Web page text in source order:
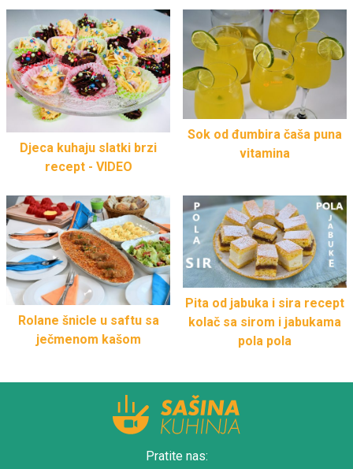
Djeca kuhaju slatki brzi
recept - VIDEO
Sok od đumbira čaša puna
vitamina
Rolane šnicle u saftu sa
ječmenom kašom
Pita od jabuka i sira recept
kolač sa sirom i jabukama
pola pola
Pratite nas: